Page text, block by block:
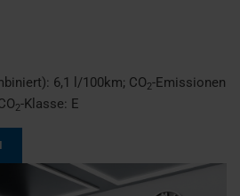
6,1 l/100km; CO2-Emissionen
2-Klasse: E